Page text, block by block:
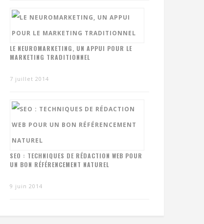
LE NEUROMARKETING, UN APPUI POUR LE
MARKETING TRADITIONNEL
7 juillet 2014
SEO : TECHNIQUES DE RÉDACTION WEB POUR
UN BON RÉFÉRENCEMENT NATUREL
9 juin 2014